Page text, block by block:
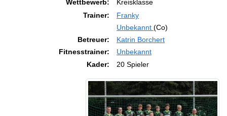
Wettbewerb:
Kreisklasse
Trainer:
Franky
Unbekannt (Co)
Betreuer:
Katrin Borchert
Fitnesstrainer:
Unbekannt
Kader:
20 Spieler